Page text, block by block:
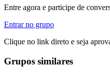
Entre agora e participe de
Entrar no grupo
Clique no link direto e seja
Grupos similares